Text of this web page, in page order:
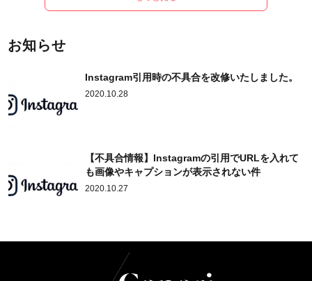
お知らせ
Instagram引用時の不具合を改修いたしました。
2020.10.28
【不具合情報】Instagramの引用でURLを入れて
も画像やキャプションが表示されない件
2020.10.27